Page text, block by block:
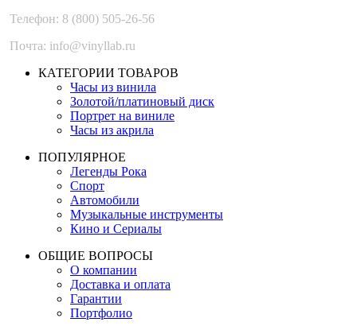
Телефон: 8 (800) 505-26-56
Почта: info@vinyllab.ru
КАТЕГОРИИ ТОВАРОВ
Часы из винила
Золотой/платиновый диск
Портрет на виниле
Часы из акрила
ПОПУЛЯРНОЕ
Легенды Рока
Спорт
Автомобили
Музыкальные инструменты
Кино и Сериалы
ОБЩИЕ ВОПРОСЫ
О компании
Доставка и оплата
Гарантии
Портфолио